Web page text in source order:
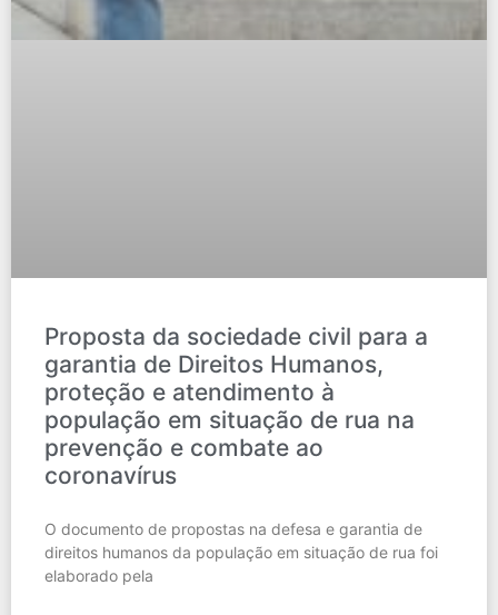
Proposta da sociedade civil para a
garantia de Direitos Humanos,
proteção e atendimento à
população em situação de rua na
prevenção e combate ao
coronavírus
O documento de propostas na defesa e garantia de
direitos humanos da população em situação de rua foi
elaborado pela